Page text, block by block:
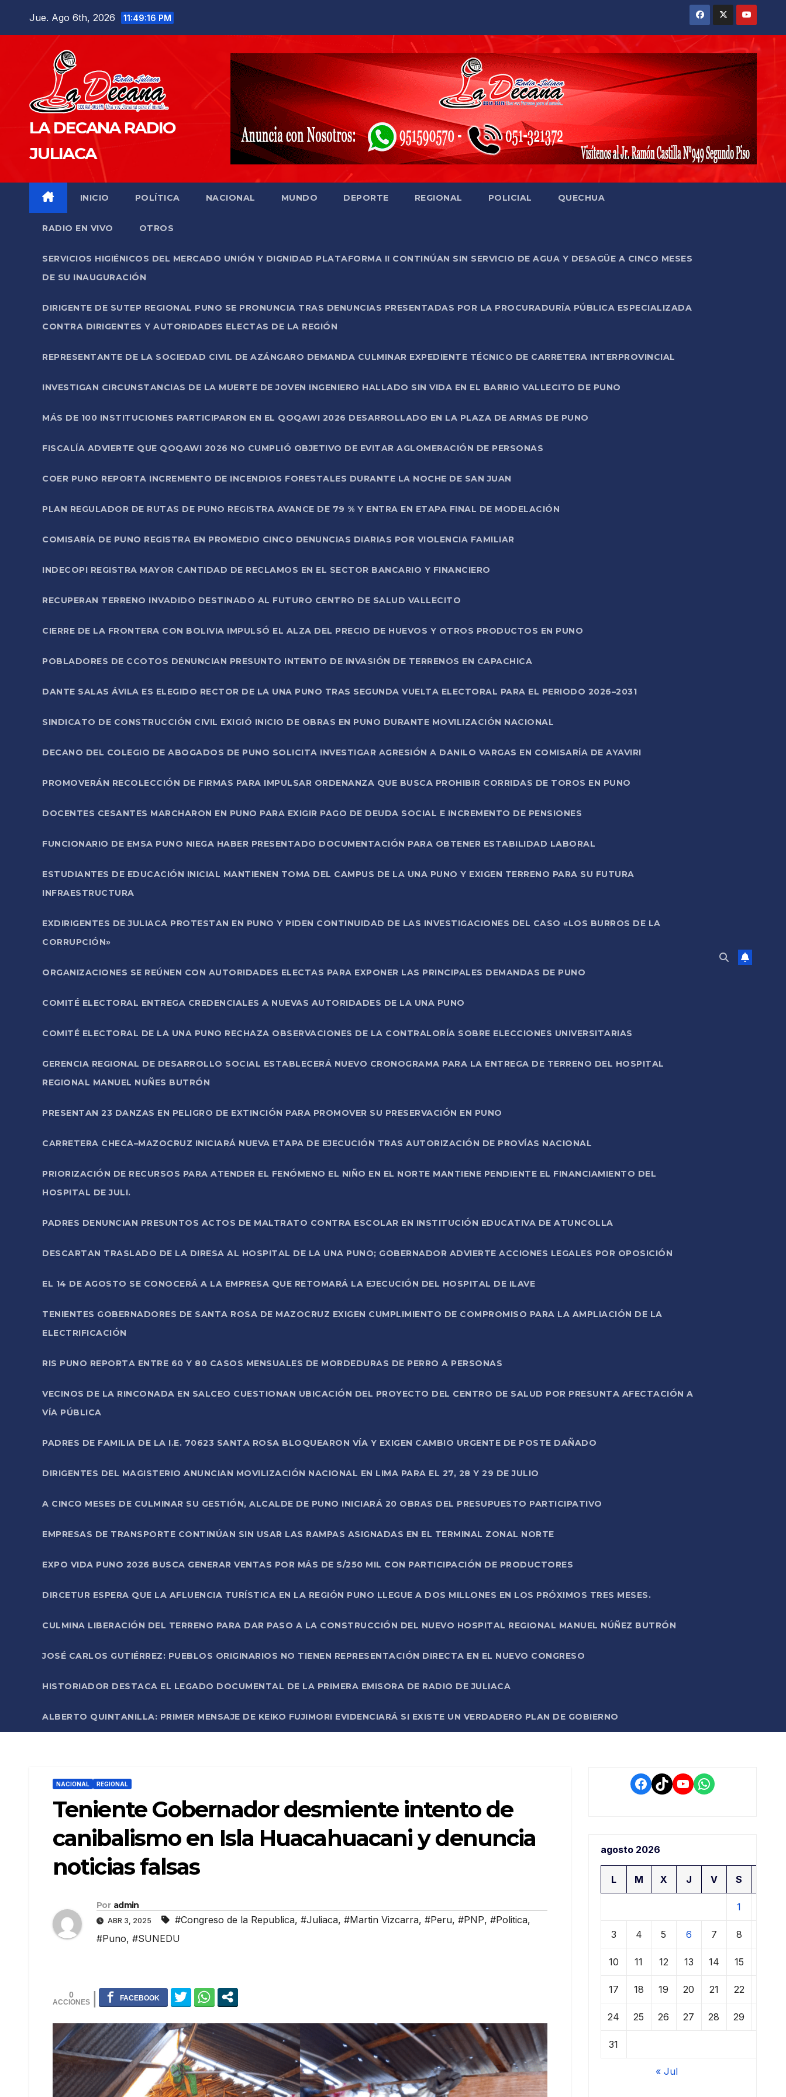
Jue. Ago 6th, 2026 11:49:18 PM
LA DECANA RADIO
JULIACA
INICIO POLÍTICA NACIONAL MUNDO DEPORTE REGIONAL POLICIAL QUECHUA
RADIO EN VIVO OTROS
SERVICIOS HIGIÉNICOS DEL MERCADO UNIÓN Y DIGNIDAD PLATAFORMA II CONTINÚAN SIN SERVICIO DE AGUA Y DESAGÜE A CINCO MESES
DE SU INAUGURACIÓN
DIRIGENTE DE SUTEP REGIONAL PUNO SE PRONUNCIA TRAS DENUNCIAS PRESENTADAS POR LA PROCURADURÍA PÚBLICA ESPECIALIZADA
CONTRA DIRIGENTES Y AUTORIDADES ELECTAS DE LA REGIÓN
REPRESENTANTE DE LA SOCIEDAD CIVIL DE AZÁNGARO DEMANDA CULMINAR EXPEDIENTE TÉCNICO DE CARRETERA INTERPROVINCIAL
INVESTIGAN CIRCUNSTANCIAS DE LA MUERTE DE JOVEN INGENIERO HALLADO SIN VIDA EN EL BARRIO VALLECITO DE PUNO
MÁS DE 100 INSTITUCIONES PARTICIPARON EN EL QOQAWI 2026 DESARROLLADO EN LA PLAZA DE ARMAS DE PUNO
FISCALÍA ADVIERTE QUE QOQAWI 2026 NO CUMPLIÓ OBJETIVO DE EVITAR AGLOMERACIÓN DE PERSONAS
COER PUNO REPORTA INCREMENTO DE INCENDIOS FORESTALES DURANTE LA NOCHE DE SAN JUAN
PLAN REGULADOR DE RUTAS DE PUNO REGISTRA AVANCE DE 79 % Y ENTRA EN ETAPA FINAL DE MODELACIÓN
COMISARÍA DE PUNO REGISTRA EN PROMEDIO CINCO DENUNCIAS DIARIAS POR VIOLENCIA FAMILIAR
INDECOPI REGISTRA MAYOR CANTIDAD DE RECLAMOS EN EL SECTOR BANCARIO Y FINANCIERO
RECUPERAN TERRENO INVADIDO DESTINADO AL FUTURO CENTRO DE SALUD VALLECITO
CIERRE DE LA FRONTERA CON BOLIVIA IMPULSÓ EL ALZA DEL PRECIO DE HUEVOS Y OTROS PRODUCTOS EN PUNO
POBLADORES DE CCOTOS DENUNCIAN PRESUNTO INTENTO DE INVASIÓN DE TERRENOS EN CAPACHICA
DANTE SALAS ÁVILA ES ELEGIDO RECTOR DE LA UNA PUNO TRAS SEGUNDA VUELTA ELECTORAL PARA EL PERIODO 2026–2031
SINDICATO DE CONSTRUCCIÓN CIVIL EXIGIÓ INICIO DE OBRAS EN PUNO DURANTE MOVILIZACIÓN NACIONAL
DECANO DEL COLEGIO DE ABOGADOS DE PUNO SOLICITA INVESTIGAR AGRESIÓN A DANILO VARGAS EN COMISARÍA DE AYAVIRI
PROMOVERÁN RECOLECCIÓN DE FIRMAS PARA IMPULSAR ORDENANZA QUE BUSCA PROHIBIR CORRIDAS DE TOROS EN PUNO
DOCENTES CESANTES MARCHARON EN PUNO PARA EXIGIR PAGO DE DEUDA SOCIAL E INCREMENTO DE PENSIONES
FUNCIONARIO DE EMSA PUNO NIEGA HABER PRESENTADO DOCUMENTACIÓN PARA OBTENER ESTABILIDAD LABORAL
ESTUDIANTES DE EDUCACIÓN INICIAL MANTIENEN TOMA DEL CAMPUS DE LA UNA PUNO Y EXIGEN TERRENO PARA SU FUTURA
INFRAESTRUCTURA
EXDIRIGENTES DE JULIACA PROTESTAN EN PUNO Y PIDEN CONTINUIDAD DE LAS INVESTIGACIONES DEL CASO «LOS BURROS DE LA
CORRUPCIÓN»
ORGANIZACIONES SE REÚNEN CON AUTORIDADES ELECTAS PARA EXPONER LAS PRINCIPALES DEMANDAS DE PUNO
COMITÉ ELECTORAL ENTREGA CREDENCIALES A NUEVAS AUTORIDADES DE LA UNA PUNO
COMITÉ ELECTORAL DE LA UNA PUNO RECHAZA OBSERVACIONES DE LA CONTRALORÍA SOBRE ELECCIONES UNIVERSITARIAS
GERENCIA REGIONAL DE DESARROLLO SOCIAL ESTABLECERÁ NUEVO CRONOGRAMA PARA LA ENTREGA DE TERRENO DEL HOSPITAL
REGIONAL MANUEL NUÑES BUTRÓN
PRESENTAN 23 DANZAS EN PELIGRO DE EXTINCIÓN PARA PROMOVER SU PRESERVACIÓN EN PUNO
CARRETERA CHECA–MAZOCRUZ INICIARÁ NUEVA ETAPA DE EJECUCIÓN TRAS AUTORIZACIÓN DE PROVÍAS NACIONAL
PRIORIZACIÓN DE RECURSOS PARA ATENDER EL FENÓMENO EL NIÑO EN EL NORTE MANTIENE PENDIENTE EL FINANCIAMIENTO DEL
HOSPITAL DE JULI.
PADRES DENUNCIAN PRESUNTOS ACTOS DE MALTRATO CONTRA ESCOLAR EN INSTITUCIÓN EDUCATIVA DE ATUNCOLLA
DESCARTAN TRASLADO DE LA DIRESA AL HOSPITAL DE LA UNA PUNO; GOBERNADOR ADVIERTE ACCIONES LEGALES POR OPOSICIÓN
EL 14 DE AGOSTO SE CONOCERÁ A LA EMPRESA QUE RETOMARÁ LA EJECUCIÓN DEL HOSPITAL DE ILAVE
TENIENTES GOBERNADORES DE SANTA ROSA DE MAZOCRUZ EXIGEN CUMPLIMIENTO DE COMPROMISO PARA LA AMPLIACIÓN DE LA
ELECTRIFICACIÓN
RIS PUNO REPORTA ENTRE 60 Y 80 CASOS MENSUALES DE MORDEDURAS DE PERRO A PERSONAS
VECINOS DE LA RINCONADA EN SALCEO CUESTIONAN UBICACIÓN DEL PROYECTO DEL CENTRO DE SALUD POR PRESUNTA AFECTACIÓN A
VÍA PÚBLICA
PADRES DE FAMILIA DE LA I.E. 70623 SANTA ROSA BLOQUEARON VÍA Y EXIGEN CAMBIO URGENTE DE POSTE DAÑADO
DIRIGENTES DEL MAGISTERIO ANUNCIAN MOVILIZACIÓN NACIONAL EN LIMA PARA EL 27, 28 Y 29 DE JULIO
A CINCO MESES DE CULMINAR SU GESTIÓN, ALCALDE DE PUNO INICIARÁ 20 OBRAS DEL PRESUPUESTO PARTICIPATIVO
EMPRESAS DE TRANSPORTE CONTINÚAN SIN USAR LAS RAMPAS ASIGNADAS EN EL TERMINAL ZONAL NORTE
EXPO VIDA PUNO 2026 BUSCA GENERAR VENTAS POR MÁS DE S/250 MIL CON PARTICIPACIÓN DE PRODUCTORES
DIRCETUR ESPERA QUE LA AFLUENCIA TURÍSTICA EN LA REGIÓN PUNO LLEGUE A DOS MILLONES EN LOS PRÓXIMOS TRES MESES.
CULMINA LIBERACIÓN DEL TERRENO PARA DAR PASO A LA CONSTRUCCIÓN DEL NUEVO HOSPITAL REGIONAL MANUEL NÚÑEZ BUTRÓN
JOSÉ CARLOS GUTIÉRREZ: PUEBLOS ORIGINARIOS NO TIENEN REPRESENTACIÓN DIRECTA EN EL NUEVO CONGRESO
HISTORIADOR DESTACA EL LEGADO DOCUMENTAL DE LA PRIMERA EMISORA DE RADIO DE JULIACA
ALBERTO QUINTANILLA: PRIMER MENSAJE DE KEIKO FUJIMORI EVIDENCIARÁ SI EXISTE UN VERDADERO PLAN DE GOBIERNO
NACIONAL REGIONAL
Teniente Gobernador desmiente intento de
canibalismo en Isla Huacahuacani y denuncia
noticias falsas
Por admin
ABR 3, 2025 #Congreso de la Republica, #Juliaca, #Martin Vizcarra, #Peru, #PNP, #Politica,
#Puno, #SUNEDU
0
Facebook
TikTokYouTube
WhatsApp
agosto 2026
L M X J V S
1
3 4 5 6 7 8
10 11 12 13 14 15
17 18 19 20 21 22
24 25 26 27 28 29
31
« Jul